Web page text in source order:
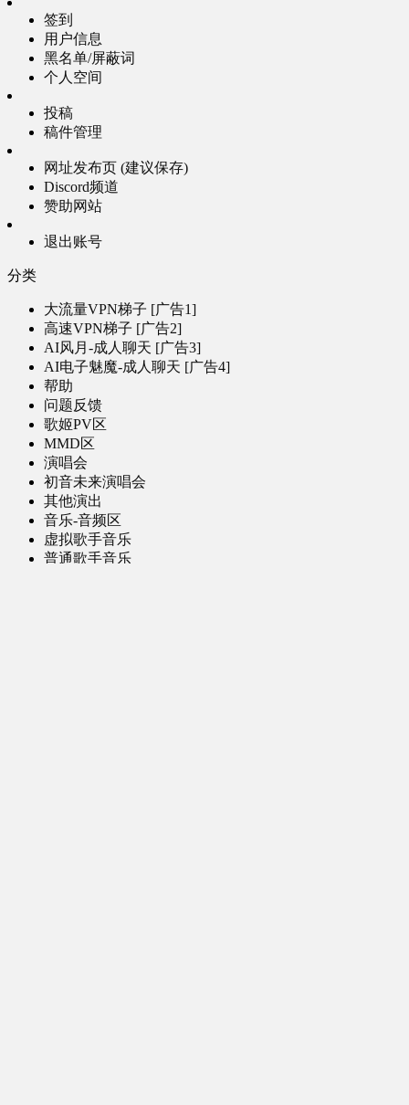
签到
用户信息
黑名单/屏蔽词
个人空间
投稿
稿件管理
网址发布页 (建议保存)
Discord频道
赞助网站
退出账号
分类
大流量VPN梯子 [广告1]
高速VPN梯子 [广告2]
AI风月-成人聊天 [广告3]
AI电子魅魔-成人聊天 [广告4]
帮助
问题反馈
歌姬PV区
MMD区
演唱会
初音未来演唱会
其他演出
音乐-音频区
虚拟歌手音乐
普通歌手音乐